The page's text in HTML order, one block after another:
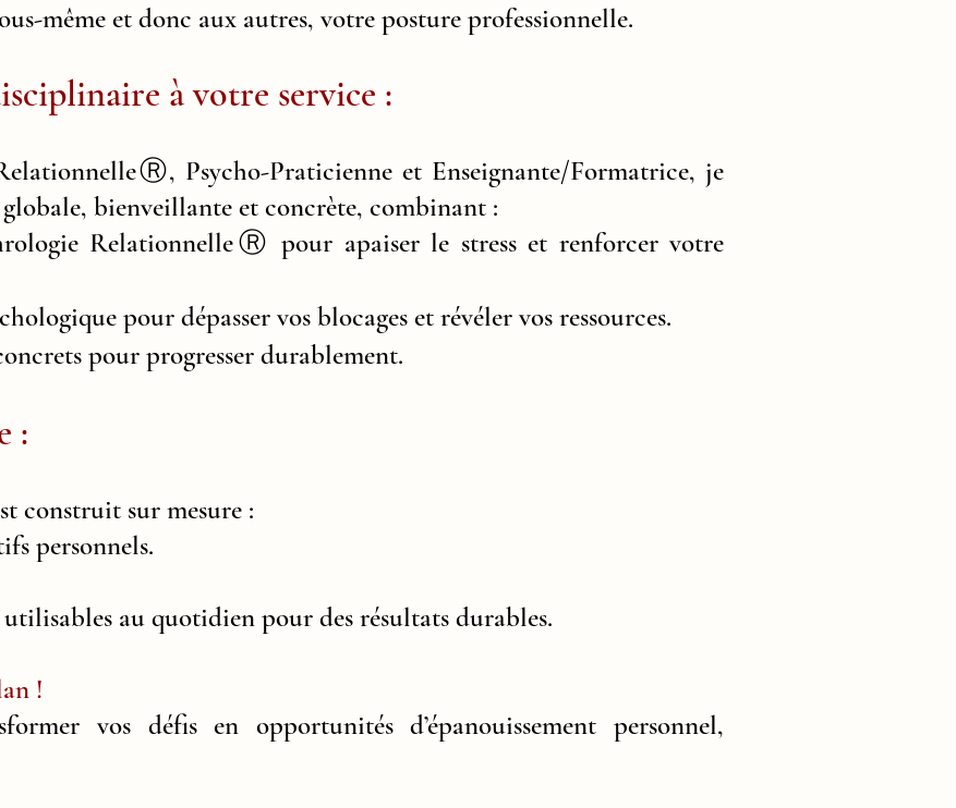
même et donc aux autres, votre posture professionnelle.
à votre service :
Psycho-Praticienne et Enseignante/Formatrice, je
bienveillante et concrète, combinant :
RelationnelleⓇ pour apaiser le stress et renforcer votre
pour dépasser vos blocages et révéler vos ressources.
pour progresser durablement.
:
construit sur mesure :
personnels.
au quotidien pour des résultats durables.​
!
vos défis en opportunités d’épanouissement personnel,